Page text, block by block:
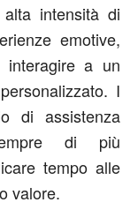
intensità di
emotive,
interagire a un
I
di assistenza
di più
tempo alle
valore.